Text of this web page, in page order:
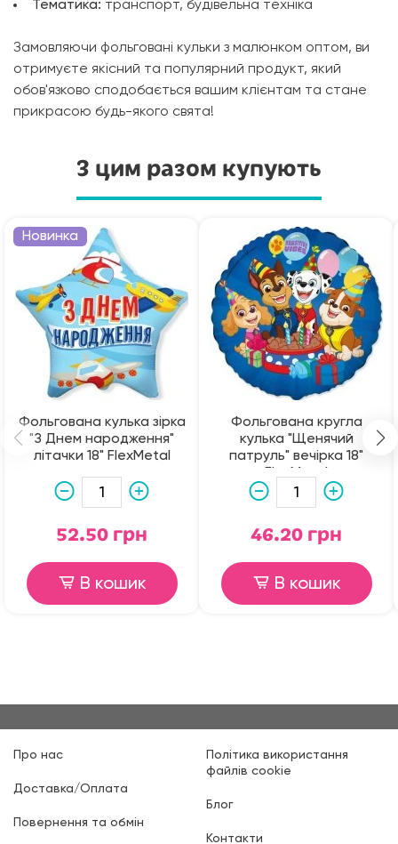
Тематика: транспорт, будівельна техніка
Замовляючи фольговані кульки з малюнком оптом, ви
отримуєте якісний та популярний продукт, який
обов'язково сподобається вашим клієнтам та стане
прикрасою будь-якого свята!
З цим разом купують
Новинка
Фольгована кулька зірка
"З Днем народження"
літачки 18" FlexMetal
52.50 грн
В кошик
Фольгована кругла
кулька "Щенячий
патруль" вечірка 18"
FlexMetal
46.20 грн
В кошик
Про нас
Доставка/Оплата
Повернення та обмін
Політика використання
файлів cookie
Блог
Контакти